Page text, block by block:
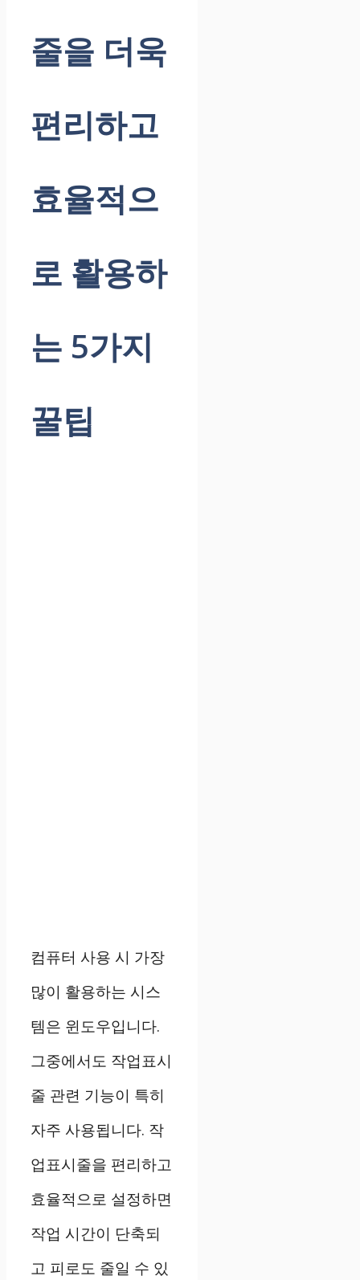
줄을 더욱
편리하고
효율적으
로 활용하
는 5가지
꿀팁
컴퓨터 사용 시 가장
많이 활용하는 시스
템은 윈도우입니다.
그중에서도 작업표시
줄 관련 기능이 특히
자주 사용됩니다. 작
업표시줄을 편리하고
효율적으로 설정하면
작업 시간이 단축되
고 피로도 줄일 수 있